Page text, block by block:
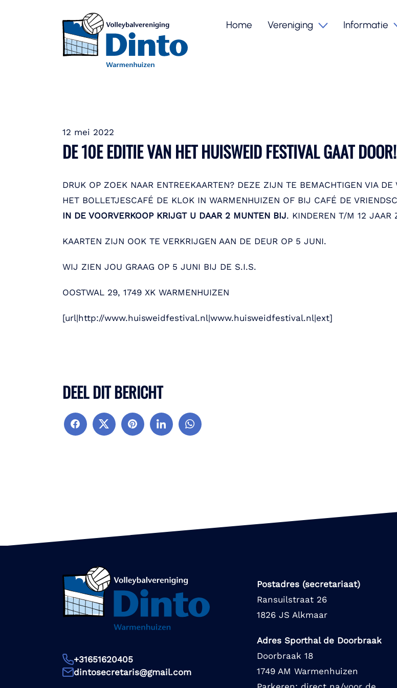
Home Vereniging Informatie
12 mei 2022
DE 10E EDITIE VAN HET HUISWEID FESTIVAL GAAT DOOR!
DRUK OP ZOEK NAAR ENTREEKAARTEN? DEZE ZIJN TE BEMACHTIGEN VIA
HET BOLLETJESCAFÉ DE KLOK IN WARMENHUIZEN OF BIJ CAFÉ DE
IN DE VOORVERKOOP KRIJGT U DAAR 2 MUNTEN BIJ. KINDEREN T/M 12 JAAR
KAARTEN ZIJN OOK TE VERKRIJGEN AAN DE DEUR OP 5 JUNI.
WIJ ZIEN JOU GRAAG OP 5 JUNI BIJ DE S.I.S.
OOSTWAL 29, 1749 XK WARMENHUIZEN
[url|http://www.huisweidfestival.nl|www.huisweidfestival.nl|ext]
DEEL DIT BERICHT
+31651620405
dintosecretaris@gmail.com
Postadres (secretariaat)
Ransuilstraat 26
1826 JS Alkmaar
Adres Sporthal de Doorbraak
Doorbraak 18
1749 AM Warmenhuizen